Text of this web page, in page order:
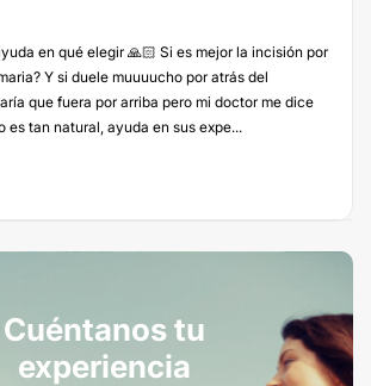
en qué elegir 🙏🏻 Si es mejor la incisión por
Y si duele muuuucho por atrás del
que fuera por arriba pero mi doctor me dice
es tan natural, ayuda en sus expe...
Cuéntanos tu
experiencia